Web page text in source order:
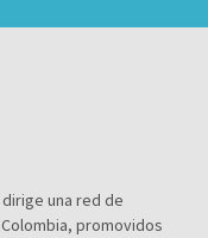
una red de
promovidos